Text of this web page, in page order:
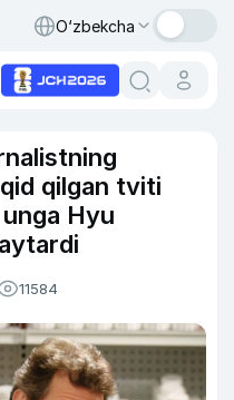
O‘zbekcha
qilgan tviti
Hyu
11584